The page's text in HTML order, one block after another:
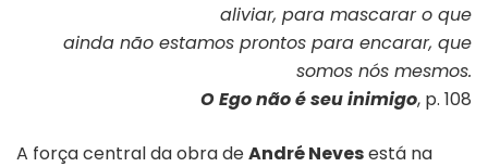
aliviar, para mascarar o que
ainda não estamos prontos para encarar, que
somos nós mesmos.
O Ego não é seu inimigo, p. 108
A força central da obra deAndré Nevesestá na